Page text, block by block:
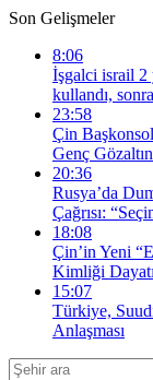
Son Gelişmeler
8:06
İşgalci israil 2
kullandı,
23:58
Çin
Genç
20:36
Rusya’da
Çağrısı:
18:08
Çin’in Yeni
Kimliği
15:07
Türkiye,
Anlaşması